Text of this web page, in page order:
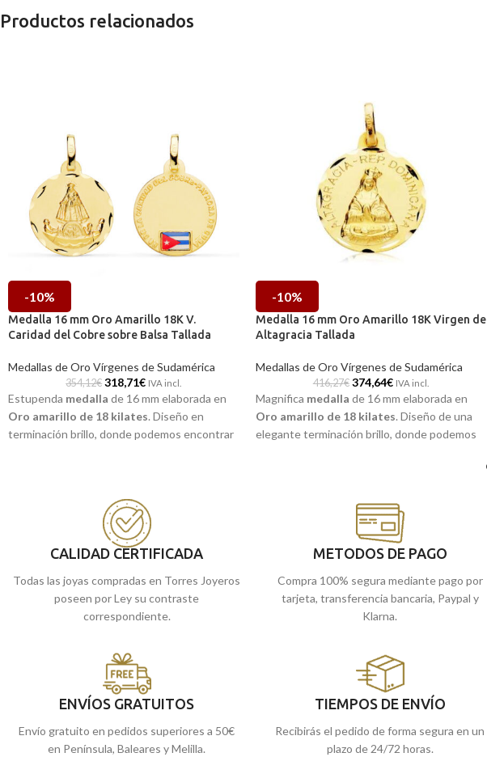
Productos relacionados
-10%
Medalla 16 mm Oro Amarillo 18K V.
Caridad del Cobre sobre Balsa Tallada
Medallas de Oro Vírgenes de Sudamérica
354,12€ 318,71€ IVA incl.
Estupenda medalla de 16 mm elaborada en
Oro amarillo de 18 kilates. Diseño en
terminación brillo, donde podemos encontrar
Patrona de Cuba, que podrás llevarla siempre
contigo en esta joya atemporal y duradera
de Málaga, o comprarla online y te la
llevamos a casa.
-10%
Medalla 16 mm Oro Amarillo 18K Virgen de
Altagracia Tallada
Medallas de Oro Vírgenes de Sudamérica
416,27€ 374,64€ IVA incl.
Magnifica medalla de 16 mm elaborada en
Oro amarillo de 18 kilates. Diseño de una
elegante terminación brillo, donde podemos
patrona de la Republica Dominicana, la tienes
disponible en nuestra web. Una joya para
CALIDAD CERTIFICADA
Todas las joyas compradas en Torres Joyeros
poseen por Ley su contraste
correspondiente.
METODOS DE PAGO
Compra 100% segura mediante pago por
tarjeta, transferencia bancaria, Paypal y
Klarna.
ENVÍOS GRATUITOS
Envío gratuito en pedidos superiores a 50€
en Península, Baleares y Melilla.
TIEMPOS DE ENVÍO
Recibirás el pedido de forma segura en un
plazo de 24/72 horas.